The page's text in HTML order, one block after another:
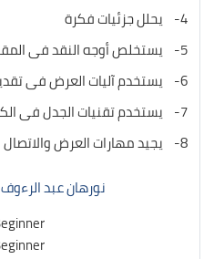
4- يحلل جزئيات فكرة
5- يستخلص أوجه النقد فى المقال
6- يستخدم آليات العرض فى تقديم الأفكار
7- يستخدم تقنيات الجدل فى الكتابة
8- يجيد مهارات العرض والاتصال
نورهان عبد